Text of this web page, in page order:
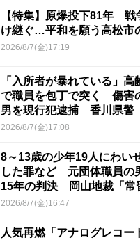
【特集】原爆投下81年 戦
け継ぐ…平和を願う高松市
2026/8/7(金)17:19
「入所者が暴れている」高
で職員を包丁で突く 傷害
男を現行犯逮捕 香川県警
2026/8/7(金)17:08
8～13歳の少年19人にわい
した罪など 元団体職員の
15年の判決 岡山地裁「常
ていて被害結果も非常に重
2026/8/7(金)16:47
人気再燃「アナログレコー